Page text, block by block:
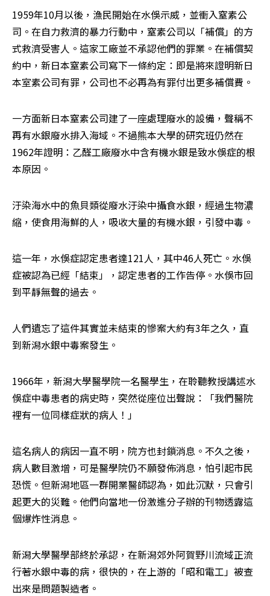
1959年10月以後，漁民開始在水俁示威，並衝入窒素公
司。在自力救濟的暴力行動中，窒素公司以「補償」的方
式救濟受害人。這家工廠並不承認他們的罪業。在補償契
約中，新日本窒素公司寫下一條約定：即是將來證明新日
本室素公司有罪，公司也不必再為有罪付出更多補償費。
一方面新日本窒素公司建了一座處理廢水的設備，聲稱不
再有水銀廢水排入海域。不過熊本大學的研究班仍然在
1962年證明：乙醛工廠廢水中含有機水銀是致水俁症的根
本原因。
汙染海水中的魚貝類從廢水汙染中攝食水銀，經過生物濃
縮，使食用海鮮的人，吸收大量的有機水銀，引發中毒。
這一年，水俁症認定患者達121人，其中46人死亡。水俁
症被認為已經「結束」，認定患者的工作告停。水俁市回
到平靜無聲的過去。
人們遺忘了這件其實並未結束的慘案大約有3年之久，直
到新潟水銀中毒案發生。
1966年，新潟大學醫學院一名醫學生，在聆聽教授講述水
俁症中毒患者的病史時，突然從座位出聲說：「我們醫院
裡有一位同樣症狀的病人！」
這名病人的病因一直不明，院方也封鎖消息。不久之後，
病人數目激增，可是醫學院仍不願發佈消息，怕引起市民
恐慌。但新潟地區一群開業醫師認為，如此沉默，只會引
起更大的災難。他們向當地一份激進分子辦的刊物透露這
個爆炸性消息。
新潟大學醫學部終於承認，在新潟郊外阿賀野川流域正流
行著水銀中毒的病，很快的，在上游的「昭和電工」被查
出來是問題製造者。